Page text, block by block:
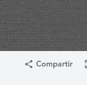
Compartir